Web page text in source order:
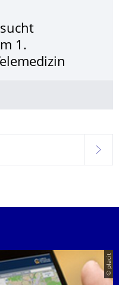
1.
14, aktuell ausgewählt
weiter
© placit